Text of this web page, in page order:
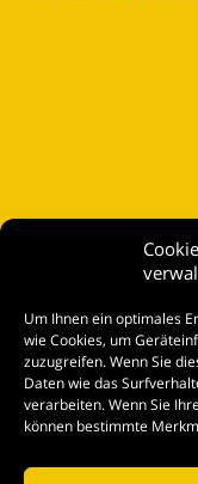
Um Ihnen ein optimales
wie Cookies, um
zuzugreifen. Wenn Sie
Daten wie das
verarbeiten. Wenn Sie
können bestimmte